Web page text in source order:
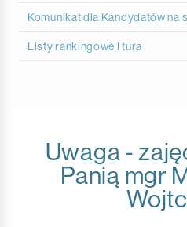
Komunikat dla Kandydatów na
Listy rankingowe I tura
Uwaga -
Panią mgr